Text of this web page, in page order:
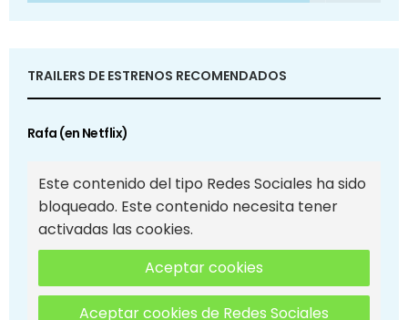
TRAILERS DE ESTRENOS RECOMENDADOS
Rafa (en Netflix)
Este contenido del tipo Redes Sociales ha sido
bloqueado. Este contenido necesita tener
activadas las cookies.
Aceptar cookies
Aceptar cookies de Redes Sociales